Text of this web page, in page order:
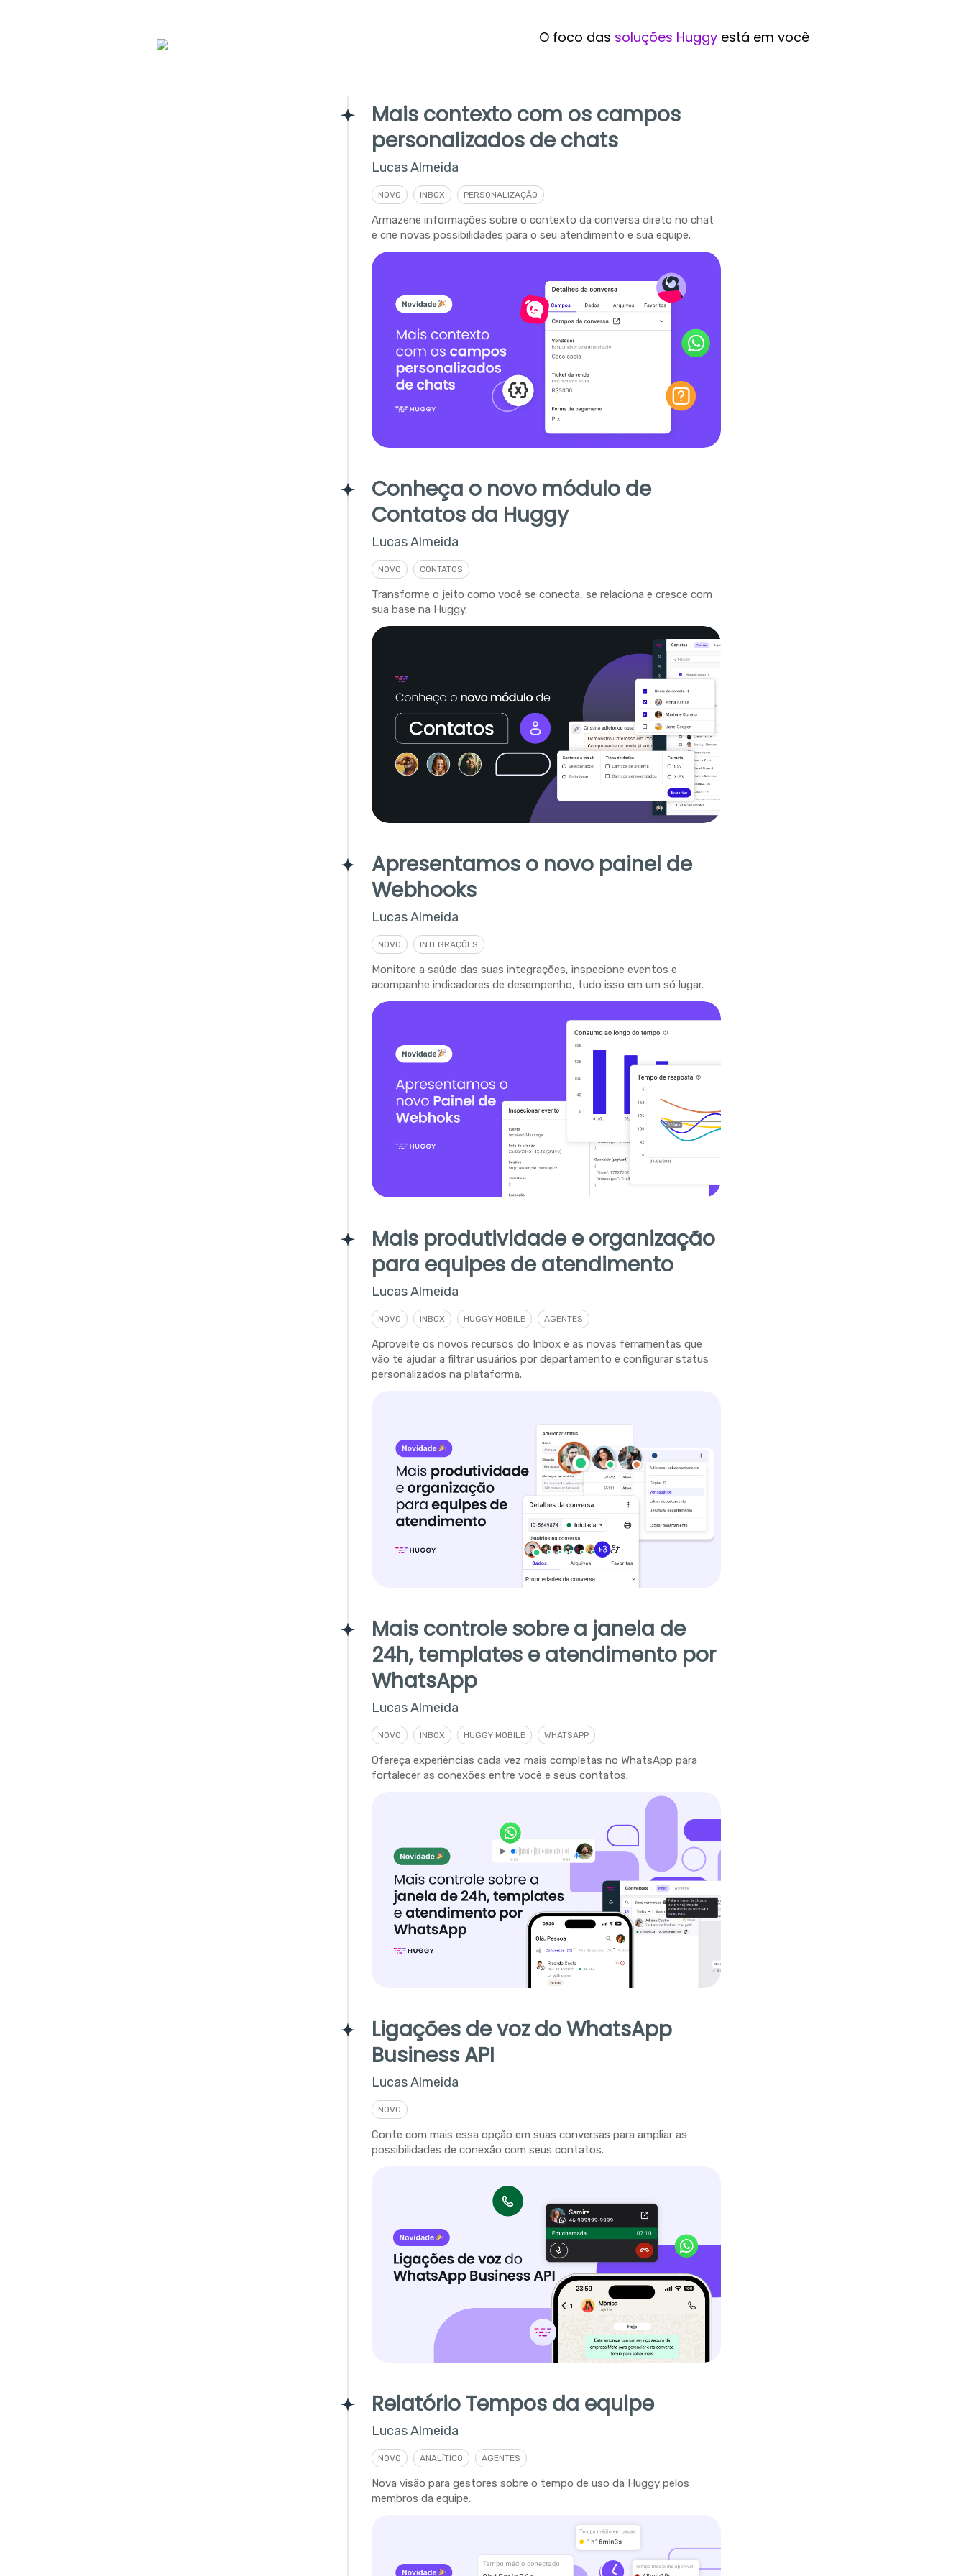
O foco das soluções Huggyestá em você
Mais contexto com os campos
personalizados de chats
Lucas Almeida
NOVO INBOX PERSONALIZAÇÃO
Armazene informações sobre o contexto da conversa direto no chat
e crie novas possibilidades para o seu atendimento e sua equipe.
Conheça o novo módulo de
Contatos da Huggy
Lucas Almeida
NOVO CONTATOS
Transforme o jeito como você se conecta, se relaciona e cresce com
sua base na Huggy.
Apresentamos o novo painel de
Webhooks
Lucas Almeida
NOVO INTEGRAÇÕES
Monitore a saúde das suas integrações, inspecione eventos e
acompanhe indicadores de desempenho, tudo isso em um só lugar.
Mais produtividade e organização
para equipes de atendimento
Lucas Almeida
NOVO INBOX HUGGY MOBILE AGENTES
Aproveite os novos recursos do Inbox e as novas ferramentas que
vão te ajudar a filtrar usuários por departamento e configurar status
personalizados na plataforma.
Mais controle sobre a janela de
24h, templates e atendimento por
WhatsApp
Lucas Almeida
NOVO INBOX HUGGY MOBILE WHATSAPP
Ofereça experiências cada vez mais completas no WhatsApp para
fortalecer as conexões entre você e seus contatos.
Ligações de voz do WhatsApp
Business API
Lucas Almeida
NOVO
Conte com mais essa opção em suas conversas para ampliar as
possibilidades de conexão com seus contatos.
Relatório Tempos da equipe
Lucas Almeida
NOVO ANALÍTICO AGENTES
Nova visão para gestores sobre o tempo de uso da Huggy pelos
membros da equipe.